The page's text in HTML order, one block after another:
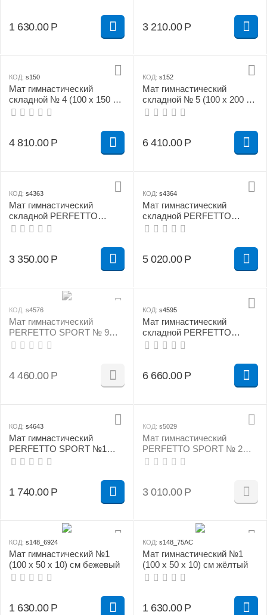
1 630.00 Р 3 210.00 Р
КОД: s150
Мат гимнастический
складной № 4 (100 х 150 х
10) см сине/жёлтый
4 810.00 Р
КОД: s152
Мат гимнастический
складной № 5 (100 х 200 х
10) см жёлтый
6 410.00 Р
КОД: s4363
Мат гимнастический
складной PERFETTO
SPORT № 3 (100 х 100 х 10)
3 350.00 Р
КОД: s4364
Мат гимнастический
складной PERFETTO
SPORT № 4 (100 х 150 х 10)
5 020.00 Р
КОД: s4576
Мат гимнастический
PERFETTO SPORT № 9
(100 х 150 х 10) см красно/
4 460.00 Р
КОД: s4595
Мат гимнастический
складной PERFETTO
SPORT № 5 (100 х 200 х 10)
6 660.00 Р
КОД: s4643
Мат гимнастический
PERFETTO SPORT №1
(100 х 50 х 10) см сине/
1 740.00 Р
КОД: s5029
Мат гимнастический
PERFETTO SPORT № 2
(100 х 100 х 10) см бежевый
3 010.00 Р
КОД: s148_6924
Мат гимнастический №1
(100 х 50 х 10) см бежевый
1 630.00 Р
КОД: s148_75AC
Мат гимнастический №1
(100 х 50 х 10) см жёлтый
1 630.00 Р